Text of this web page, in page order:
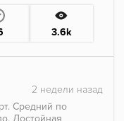
3.6k
Средний по
Достойная